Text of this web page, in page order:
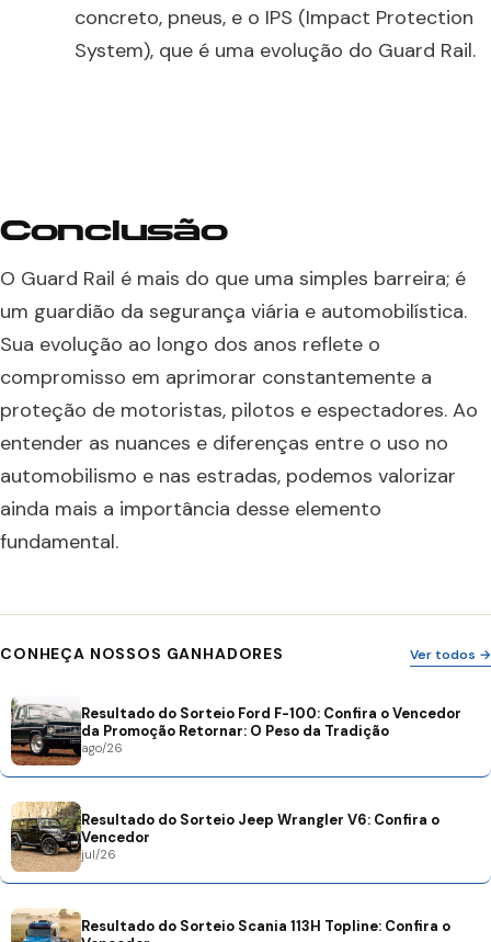
concreto, pneus, e o IPS (Impact Protection
System), que é uma evolução do Guard Rail.
Conclusão
O Guard Rail é mais do que uma simples barreira; é
um guardião da segurança viária e automobilística.
Sua evolução ao longo dos anos reflete o
compromisso em aprimorar constantemente a
proteção de motoristas, pilotos e espectadores. Ao
entender as nuances e diferenças entre o uso no
automobilismo e nas estradas, podemos valorizar
ainda mais a importância desse elemento
fundamental.
CONHEÇA NOSSOS GANHADORES Ver todos →
Resultado do Sorteio Ford F-100: Confira o Vencedor
da Promoção Retornar: O Peso da Tradição
ago/26
Resultado do Sorteio Jeep Wrangler V6: Confira o
Vencedor
jul/26
Resultado do Sorteio Scania 113H Topline: Confira o